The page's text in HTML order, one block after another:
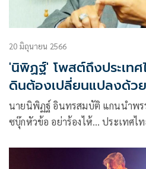
20 มิถุนายน 2566
'นิพิฏฐ์' โพสต์ถึงประเท
ดินต้องเปลี่ยนแปลงด้ว
มือของคนชั่ว
นายนิพิฏฐ์ อินทรสมบัติ แกนนำพร
ซบุ๊กหัวข้อ อย่าร้องไห้… ประเทศไท